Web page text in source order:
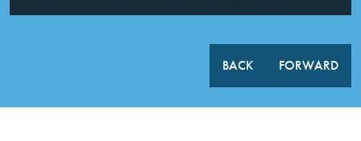
BACK FORWARD